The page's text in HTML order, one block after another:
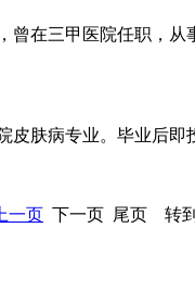
曾在三甲医院任职，
皮肤病专业。毕业后
上一页 下一页 尾页 转